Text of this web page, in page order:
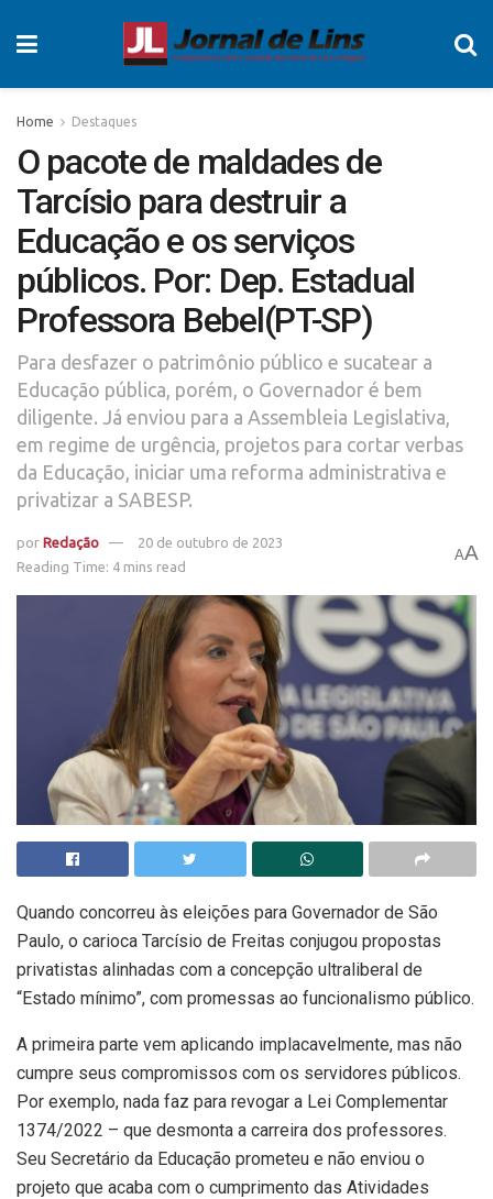
Home Destaques
O pacote de maldades de
Tarcísio para destruir a
Educação e os serviços
públicos. Por: Dep. Estadual
Professora Bebel(PT-SP)
Para desfazer o patrimônio público e sucatear a
Educação pública, porém, o Governador é bem
diligente. Já enviou para a Assembleia Legislativa,
em regime de urgência, projetos para cortar verbas
da Educação, iniciar uma reforma administrativa e
privatizar a SABESP.
por Redação
20 de outubro de 2023
Reading Time: 4 mins read
AA
Quando concorreu às eleições para Governador de São
Paulo, o carioca Tarcísio de Freitas conjugou propostas
privatistas alinhadas com a concepção ultraliberal de
“Estado mínimo”, com promessas ao funcionalismo público.
A primeira parte vem aplicando implacavelmente, mas não
cumpre seus compromissos com os servidores públicos.
Por exemplo, nada faz para revogar a Lei Complementar
1374/2022 – que desmonta a carreira dos professores.
Seu Secretário da Educação prometeu e não enviou o
projeto que acaba com o cumprimento das Atividades